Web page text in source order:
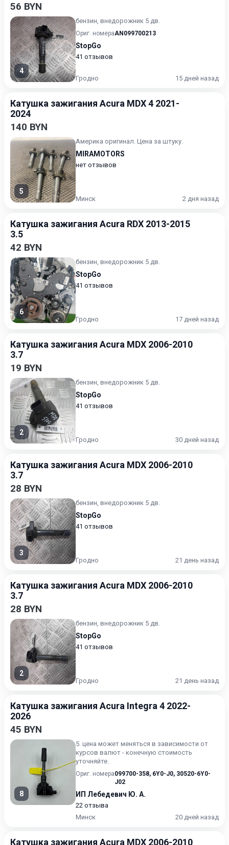
56 BYN
4
бензин, внедорожник 5 дв.
Ориг. номераAN099700213
StopGo
41 отзывов
Гродно 15 дней назад
Катушка зажигания Acura MDX 4 2021-
2024
140 BYN
5
Америка оригинал. Цена за штуку.
MIRAMOTORS
нет отзывов
Минск 2 дня назад
Катушка зажигания Acura RDX 2013-2015
3.5
42 BYN
6
бензин, внедорожник 5 дв.
StopGo
41 отзывов
Гродно 17 дней назад
Катушка зажигания Acura MDX 2006-2010
3.7
19 BYN
2
бензин, внедорожник 5 дв.
StopGo
41 отзывов
Гродно 30 дней назад
Катушка зажигания Acura MDX 2006-2010
3.7
28 BYN
3
бензин, внедорожник 5 дв.
StopGo
41 отзывов
Гродно 21 день назад
Катушка зажигания Acura MDX 2006-2010
3.7
28 BYN
2
бензин, внедорожник 5 дв.
StopGo
41 отзывов
Гродно 21 день назад
Катушка зажигания Acura Integra 4 2022-
2026
45 BYN
8
5. цена может меняться в зависимости от
курсов валют - конечную стоимость
уточняйте.
Ориг. номера099700-358, 6Y0-J0, 30520-6Y0-
J02
ИП Лебедевич Ю. А.
22 отзыва
Минск
20 дней назад
Катушка зажигания Acura MDX 2006-2010